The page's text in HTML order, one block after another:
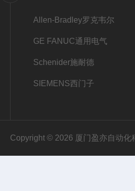
Allen-Bradley罗克韦尔
GE FANUC通用电气
Schenider施耐德
SIEMENS西门子
Copyright © 2026 厦门盈亦自动